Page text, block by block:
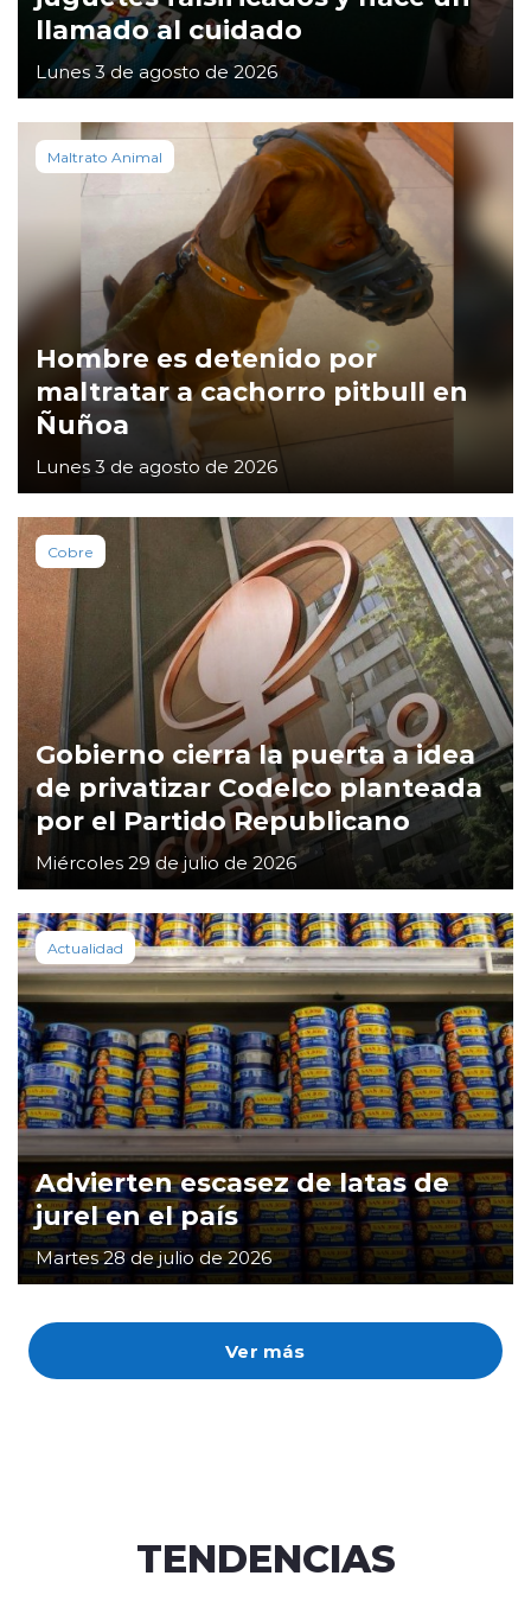
Ver más
llamado al cuidado
Lunes 3 de agosto de 2026
Maltrato Animal
Hombre es detenido por
maltratar a cachorro pitbull en
Ñuñoa
Lunes 3 de agosto de 2026
Cobre
Gobierno cierra la puerta a idea
de privatizar Codelco planteada
por el Partido Republicano
Miércoles 29 de julio de 2026
Actualidad
Advierten escasez de latas de
jurel en el país
Martes 28 de julio de 2026
TENDENCIAS